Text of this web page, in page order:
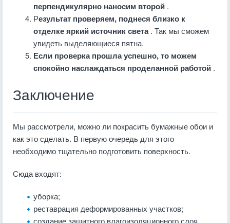
перпендикулярно наносим второй .
Результат проверяем, поднеся близко к
отделке яркий источник света. Так мы сможем
увидеть выделяющиеся пятна.
Если проверка прошла успешно, то можем
спокойно наслаждаться проделанной работой .
Заключение
Мы рассмотрели, можно ли покрасить бумажные обои и
как это сделать. В первую очередь для этого
необходимо тщательно подготовить поверхность.
Сюда входят:
уборка;
реставрация деформированных участков;
создание защитного влагоизоляционного слоя.